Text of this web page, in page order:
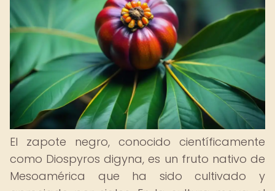
El zapote negro, conocido científicamente
como Diospyros digyna, es un fruto nativo de
Mesoamérica que ha sido cultivado y